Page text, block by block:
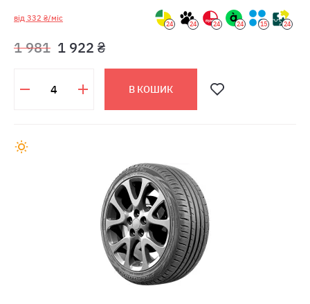
від 332 ₴/міс
24 24 24 24 15 24
1 981 1 922 ₴
В КОШИК